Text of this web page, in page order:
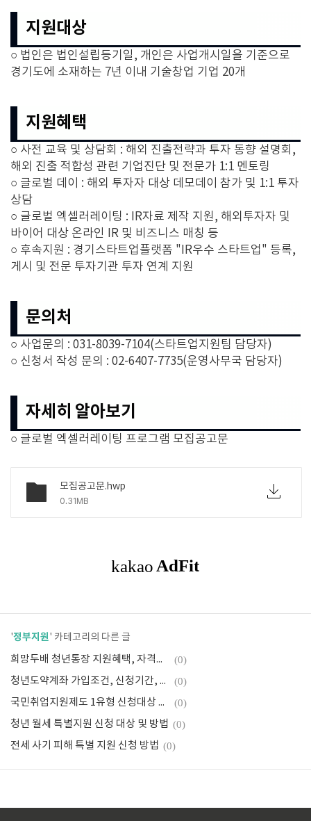
지원대상
○ 법인은 법인설립등기일, 개인은 사업개시일을 기준으로
경기도에 소재하는 7년 이내 기술창업 기업 20개
지원혜택
○ 사전 교육 및 상담회 : 해외 진출전략과 투자 동향 설명회,
해외 진출 적합성 관련 기업진단 및 전문가 1:1 멘토링
○ 글로벌 데이 : 해외 투자자 대상 데모데이 참가 및 1:1 투자
상담
○ 글로벌 엑셀러레이팅 : IR자료 제작 지원, 해외투자자 및
바이어 대상 온라인 IR 및 비즈니스 매칭 등
○ 후속지원 : 경기스타트업플랫폼 "IR우수 스타트업" 등록,
게시 및 전문 투자기관 투자 연계 지원
문의처
○ 사업문의 : 031-8039-7104(스타트업지원팀 담당자)
○ 신청서 작성 문의 : 02-6407-7735(운영사무국 담당자)
자세히 알아보기
○ 글로벌 엑셀러레이팅 프로그램 모집공고문
모집공고문.hwp
0.31MB
'정부지원' 카테고리의 다른 글
희망두배 청년통장 지원혜택, 자격조건, 신청방법 (0)
청년도약계좌 가입조건, 신청기간, 신청방법 (0)
국민취업지원제도 1유형 신청대상 및 내용, 방법 (0)
청년 월세 특별지원 신청 대상 및 방법 (0)
전세 사기 피해 특별 지원 신청 방법 (0)